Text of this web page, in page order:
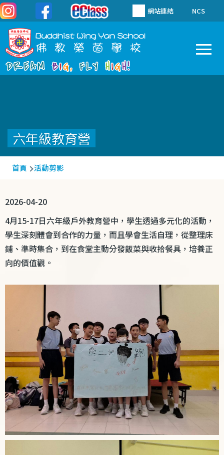
移至主內容 網站連結 NCS
六年級教育營
導
連
結
首頁 活動剪影
2026-04-20
4月15-17日六年級戶外教育營中，學生透過多元化的活動，
學生深刻體會到合作的力量， 而且學會生活自理，從整理床
鋪、準時集合，到在食堂主動分發飯菜與收拾餐具，培養正
向的價值觀。